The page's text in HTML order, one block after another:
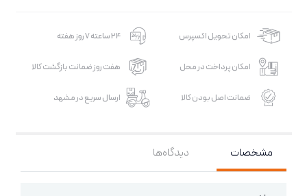
امکان تحویل اکسپرس 24 ساعته 7 روز هفته
امکان پرداخت در محل هفت روز ضمانت بازگشت کالا
ضمانت اصل بودن کالا ارسال سریع در مشهد
مشخصات دیدگاه‌ها